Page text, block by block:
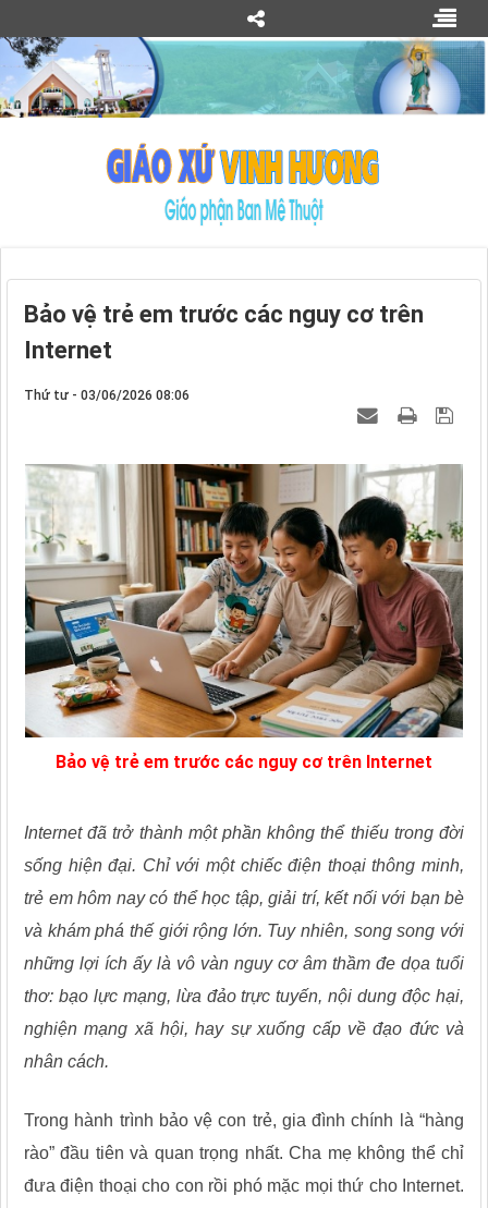
Bảo vệ trẻ em trước các nguy cơ trên
Internet
Thứ tư - 03/06/2026 08:06
Bảo vệ trẻ em trước các nguy cơ trên Internet
Internet đã trở thành một phần không thể thiếu trong đời
sống hiện đại. Chỉ với một chiếc điện thoại thông minh,
trẻ em hôm nay có thể học tập, giải trí, kết nối với bạn bè
và khám phá thế giới rộng lớn. Tuy nhiên, song song với
những lợi ích ấy là vô vàn nguy cơ âm thầm đe dọa tuổi
thơ: bạo lực mạng, lừa đảo trực tuyến, nội dung độc hại,
nghiện mạng xã hội, hay sự xuống cấp về đạo đức và
nhân cách.
Trong hành trình bảo vệ con trẻ, gia đình chính là “hàng
rào” đầu tiên và quan trọng nhất. Cha mẹ không thể chỉ
đưa điện thoại cho con rồi phó mặc mọi thứ cho Internet.